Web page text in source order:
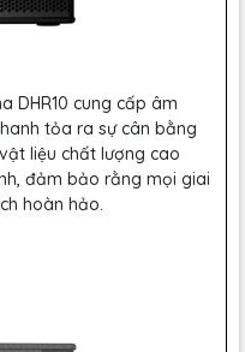
DHR10 cung cấp âm
tỏa ra sự cân bằng
liệu chất lượng cao
đảm bảo rằng mọi giai
hoàn hảo.